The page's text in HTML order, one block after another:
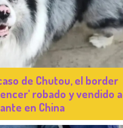
de Chutou, el border
robado y vendido a
en China